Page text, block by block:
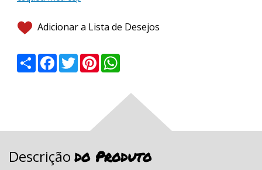
Adicionar a Lista de Desejos
ShareFacebook
TwitterPinterest
Descrição do Produto